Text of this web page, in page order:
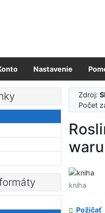
prístupnosti
Nastavenie
Zdroj:
Počet
kniha
Požičať